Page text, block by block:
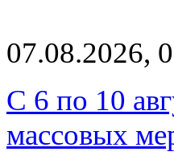
07.08.2026,
С 6 по 10
массовых